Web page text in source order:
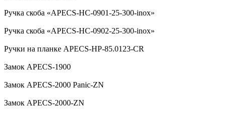
Ручка скоба «APECS-HC-0901-25-300-inox»
Ручка скоба «APECS-HC-0902-25-300-inox»
Ручки на планке APECS-HP-85.0123-CR
Замок APECS-1900
Замок APECS-2000 Panic-ZN
Замок APECS-2000-ZN